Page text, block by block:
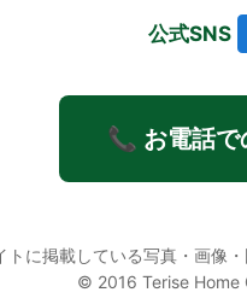
公式SNS
📞 お電話で
トに掲載している写真・画像
© 2016 Terise Home